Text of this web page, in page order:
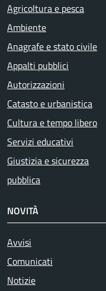
Agricoltura e pesca
Ambiente
Anagrafe e stato civile
Appalti pubblici
Autorizzazioni
Catasto e urbanistica
Cultura e tempo libero
Servizi educativi
Giustizia e sicurezza
pubblica
NOVITÀ
Avvisi
Comunicati
Notizie